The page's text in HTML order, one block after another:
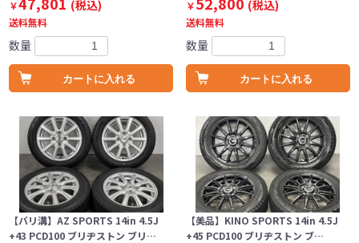
￥
(税込)
送料無料
数量
カートに入れる
￥
(税込)
送料無料
数量
カートに入れる
【バリ溝】AZ SPORTS 14in 4.5J
+43 PCD100 ブリヂストン ブリ…
【美品】KINO SPORTS 14in 4.5J
+45 PCD100 ブリヂストン ブ…